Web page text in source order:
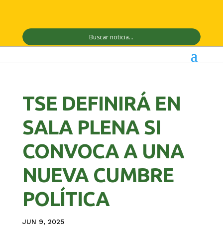
TSE DEFINIRÁ EN
SALA PLENA SI
CONVOCA A UNA
NUEVA CUMBRE
POLÍTICA
JUN 9, 2025